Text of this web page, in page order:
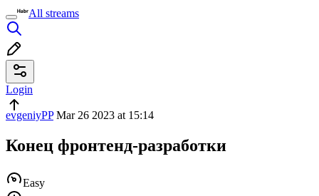
All streams
Login
evgeniyPPMar 26 2023 at 15:14
Конец фронтенд-разработки
Easy